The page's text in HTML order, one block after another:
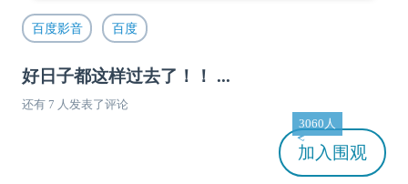
百度影音 百度
好日子都这样过去了！！ ...
还有 7 人发表了评论
加入
3060人
围观